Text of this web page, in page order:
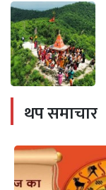
थप समाचार